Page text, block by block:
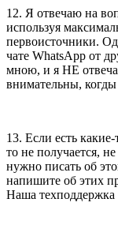
12. Я отвечаю на
используя
первоисточники.
чате WhatsApp от
мною, и я НЕ
внимательны,
13. Если есть
то не получается,
нужно писать об
напишите об этих
Наша